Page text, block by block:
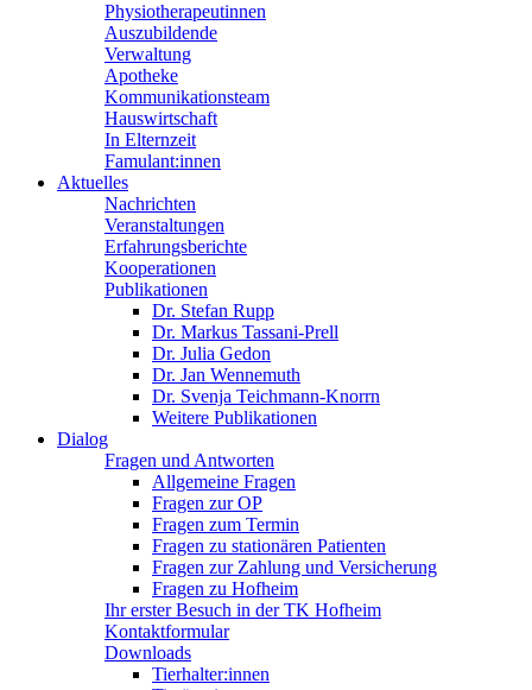
Physiotherapeutinnen
Auszubildende
Verwaltung
Apotheke
Kommunikationsteam
Hauswirtschaft
In Elternzeit
Famulant:innen
Aktuelles
Nachrichten
Veranstaltungen
Erfahrungsberichte
Kooperationen
Publikationen
Dr. Stefan Rupp
Dr. Markus Tassani-Prell
Dr. Julia Gedon
Dr. Jan Wennemuth
Dr. Svenja Teichmann-Knorrn
Weitere Publikationen
Dialog
Fragen und Antworten
Allgemeine Fragen
Fragen zur OP
Fragen zum Termin
Fragen zu stationären Patienten
Fragen zur Zahlung und Versicherung
Fragen zu Hofheim
Ihr erster Besuch in der TK Hofheim
Kontaktformular
Downloads
Tierhalter:innen